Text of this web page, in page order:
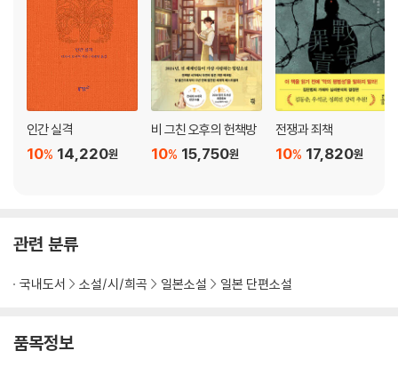
인간 실격
14,220원
10%
비 그친 오후의 헌책방
15,750원
10%
전쟁과 죄책
17,820원
10%
관련 분류
국내도서 소설/시/희곡 일본소설 일본 단편소설
품목정보